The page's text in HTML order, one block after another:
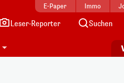
E-Paper Immo
Leser-Reporter Suchen